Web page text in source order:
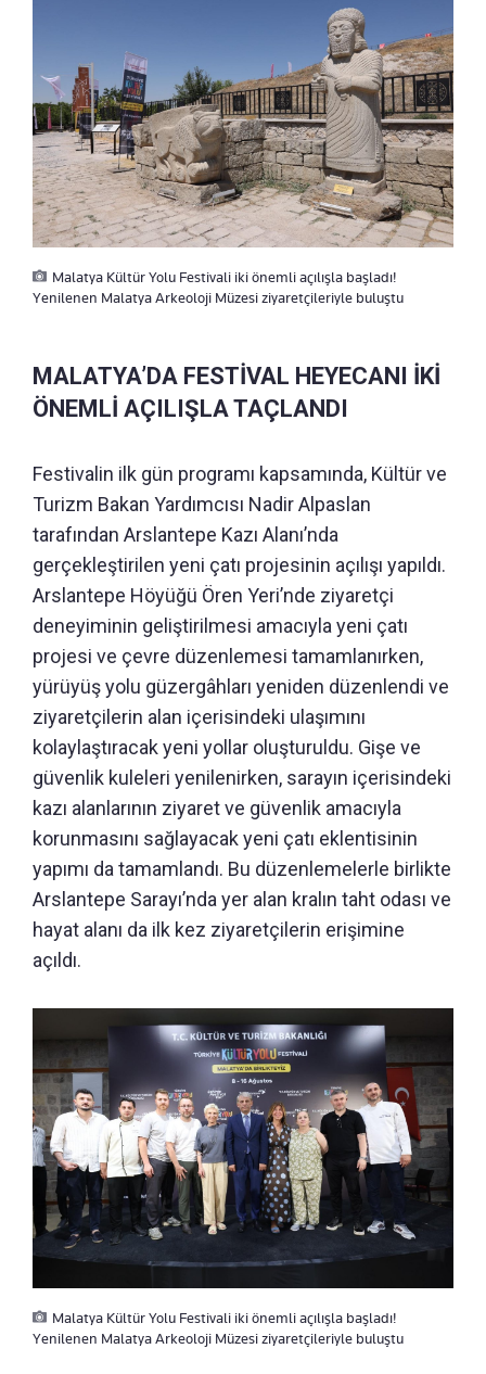
Malatya Kültür Yolu Festivali iki önemli açılışla başladı!
Yenilenen Malatya Arkeoloji Müzesi ziyaretçileriyle buluştu
MALATYA’DA FESTİVAL HEYECANI İKİ
ÖNEMLİ AÇILIŞLA TAÇLANDI
Festivalin ilk gün programı kapsamında, Kültür ve
Turizm Bakan Yardımcısı Nadir Alpaslan
tarafından Arslantepe Kazı Alanı’nda
gerçekleştirilen yeni çatı projesinin açılışı yapıldı.
Arslantepe Höyüğü Ören Yeri’nde ziyaretçi
deneyiminin geliştirilmesi amacıyla yeni çatı
projesi ve çevre düzenlemesi tamamlanırken,
yürüyüş yolu güzergâhları yeniden düzenlendi ve
ziyaretçilerin alan içerisindeki ulaşımını
kolaylaştıracak yeni yollar oluşturuldu. Gişe ve
güvenlik kuleleri yenilenirken, sarayın içerisindeki
kazı alanlarının ziyaret ve güvenlik amacıyla
korunmasını sağlayacak yeni çatı eklentisinin
yapımı da tamamlandı. Bu düzenlemelerle birlikte
Arslantepe Sarayı’nda yer alan kralın taht odası ve
hayat alanı da ilk kez ziyaretçilerin erişimine
açıldı.
Malatya Kültür Yolu Festivali iki önemli açılışla başladı!
Yenilenen Malatya Arkeoloji Müzesi ziyaretçileriyle buluştu